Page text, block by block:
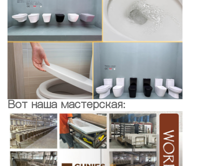
Вот наша мастерская: